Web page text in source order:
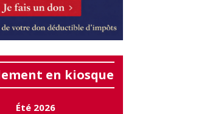
en kiosque
Été 2026